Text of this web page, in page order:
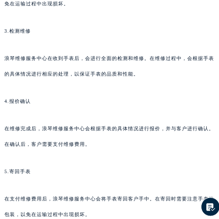
免在运输过程中出现损坏。
3.检测维修
浪琴维修服务中心在收到手表后，会进行全面的检测和维修。在维修过程中，会根据手表
的具体情况进行相应的处理，以保证手表的品质和性能。
4.报价确认
在维修完成后，浪琴维修服务中心会根据手表的具体情况进行报价，并与客户进行确认。
在确认后，客户需要支付维修费用。
5.寄回手表
在支付维修费用后，浪琴维修服务中心会将手表寄回客户手中。在寄回时需要注意手表的
包装，以免在运输过程中出现损坏。